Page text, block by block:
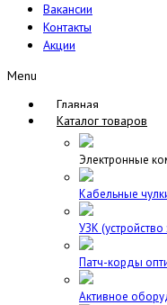
Вакансии
Контакты
Акции
Menu
Главная
Каталог товаров
Электронные
Кабельные
УЗК
Патч-корды
Активное